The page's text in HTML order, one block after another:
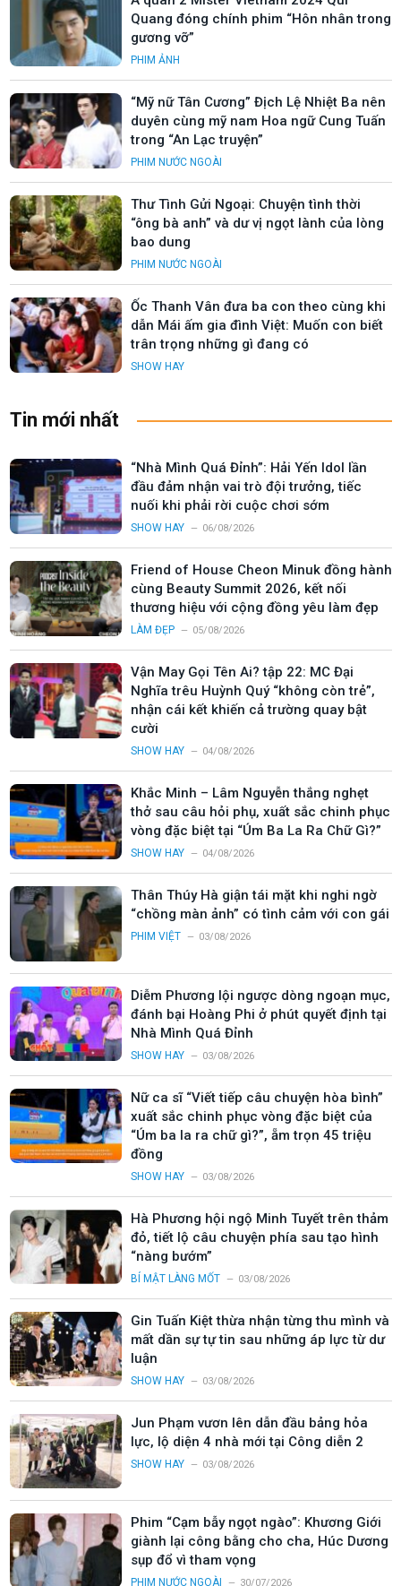
Quang đóng chính phim “Hôn nhân trong
gương vỡ”
PHIM ẢNH
“Mỹ nữ Tân Cương” Địch Lệ Nhiệt Ba nên
duyên cùng mỹ nam Hoa ngữ Cung Tuấn
trong “An Lạc truyện”
PHIM NƯỚC NGOÀI
Thư Tình Gửi Ngoại: Chuyện tình thời
“ông bà anh” và dư vị ngọt lành của lòng
bao dung
PHIM NƯỚC NGOÀI
Ốc Thanh Vân đưa ba con theo cùng khi
dẫn Mái ấm gia đình Việt: Muốn con biết
trân trọng những gì đang có
SHOW HAY
Tin mới nhất
“Nhà Mình Quá Đỉnh”: Hải Yến Idol lần
đầu đảm nhận vai trò đội trưởng, tiếc
nuối khi phải rời cuộc chơi sớm
SHOW HAY 06/08/2026
Friend of House Cheon Minuk đồng hành
cùng Beauty Summit 2026, kết nối
thương hiệu với cộng đồng yêu làm đẹp
LÀM ĐẸP 05/08/2026
Vận May Gọi Tên Ai? tập 22: MC Đại
Nghĩa trêu Huỳnh Quý “không còn trẻ”,
nhận cái kết khiến cả trường quay bật
cười
SHOW HAY 04/08/2026
Khắc Minh – Lâm Nguyễn thắng nghẹt
thở sau câu hỏi phụ, xuất sắc chinh phục
vòng đặc biệt tại “Úm Ba La Ra Chữ Gì?”
SHOW HAY 04/08/2026
Thân Thúy Hà giận tái mặt khi nghi ngờ
“chồng màn ảnh” có tình cảm với con gái
PHIM VIỆT 03/08/2026
Diễm Phương lội ngược dòng ngoạn mục,
đánh bại Hoàng Phi ở phút quyết định tại
Nhà Mình Quá Đỉnh
SHOW HAY 03/08/2026
Nữ ca sĩ “Viết tiếp câu chuyện hòa bình”
xuất sắc chinh phục vòng đặc biệt của
“Úm ba la ra chữ gì?”, ẵm trọn 45 triệu
đồng
SHOW HAY 03/08/2026
Hà Phương hội ngộ Minh Tuyết trên thảm
đỏ, tiết lộ câu chuyện phía sau tạo hình
“nàng bướm”
BÍ MẬT LÀNG MỐT 03/08/2026
Gin Tuấn Kiệt thừa nhận từng thu mình và
mất dần sự tự tin sau những áp lực từ dư
luận
SHOW HAY 03/08/2026
Jun Phạm vươn lên dẫn đầu bảng hỏa
lực, lộ diện 4 nhà mới tại Công diễn 2
SHOW HAY 03/08/2026
Phim “Cạm bẫy ngọt ngào”: Khương Giới
giành lại công bằng cho cha, Húc Dương
sụp đổ vì tham vọng
PHIM NƯỚC NGOÀI 30/07/2026